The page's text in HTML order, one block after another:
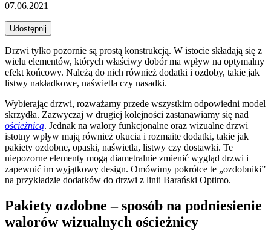
07.06.2021
Udostępnij
Drzwi tylko pozornie są prostą konstrukcją. W istocie składają się z
wielu elementów, których właściwy dobór ma wpływ na optymalny
efekt końcowy. Należą do nich również dodatki i ozdoby, takie jak
listwy nakładkowe, naświetla czy nasadki.
Wybierając drzwi, rozważamy przede wszystkim odpowiedni model
skrzydła. Zazwyczaj w drugiej kolejności zastanawiamy się nad
ościeżnicą. Jednak na walory funkcjonalne oraz wizualne drzwi
istotny wpływ mają również okucia i rozmaite dodatki, takie jak
pakiety ozdobne, opaski, naświetla, listwy czy dostawki. Te
niepozorne elementy mogą diametralnie zmienić wygląd drzwi i
zapewnić im wyjątkowy design. Omówimy pokrótce te „ozdobniki”
na przykładzie dodatków do drzwi z linii Barański Optimo.
Pakiety ozdobne – sposób na podniesienie
walorów wizualnych ościeżnicy